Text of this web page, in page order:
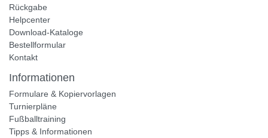
Rückgabe
Helpcenter
Download-Kataloge
Bestellformular
Kontakt
Informationen
Formulare & Kopiervorlagen
Turnierpläne
Fußballtraining
Tipps & Informationen